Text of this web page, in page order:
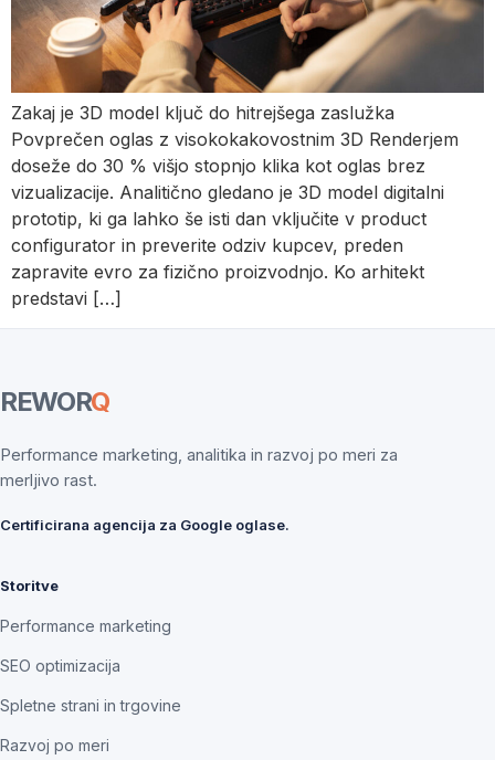
Zakaj je 3D model ključ do hitrejšega zaslužka
Povprečen oglas z visokokakovostnim 3D Renderjem
doseže do 30 % višjo stopnjo klika kot oglas brez
vizualizacije. Analitično gledano je 3D model digitalni
prototip, ki ga lahko še isti dan vključite v product
configurator in preverite odziv kupcev, preden
zapravite evro za fizično proizvodnjo. Ko arhitekt
predstavi […]
REWORQ
Performance marketing, analitika in razvoj po meri za
merljivo rast.
Certificirana agencija za Google oglase.
Storitve
Performance marketing
SEO optimizacija
Spletne strani in trgovine
Razvoj po meri